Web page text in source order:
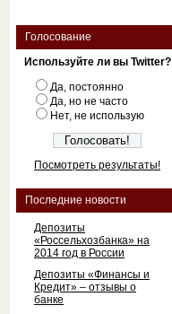
Голосование
Используйте ли вы Twitter?
Да, постоянно
Да, но не часто
Нет, не использую
Посмотреть результаты!
Последние новости
Депозиты
«Россельхозбанка» на
2014 год в России
Депозиты «Финансы и
Кредит» – отзывы о
банке